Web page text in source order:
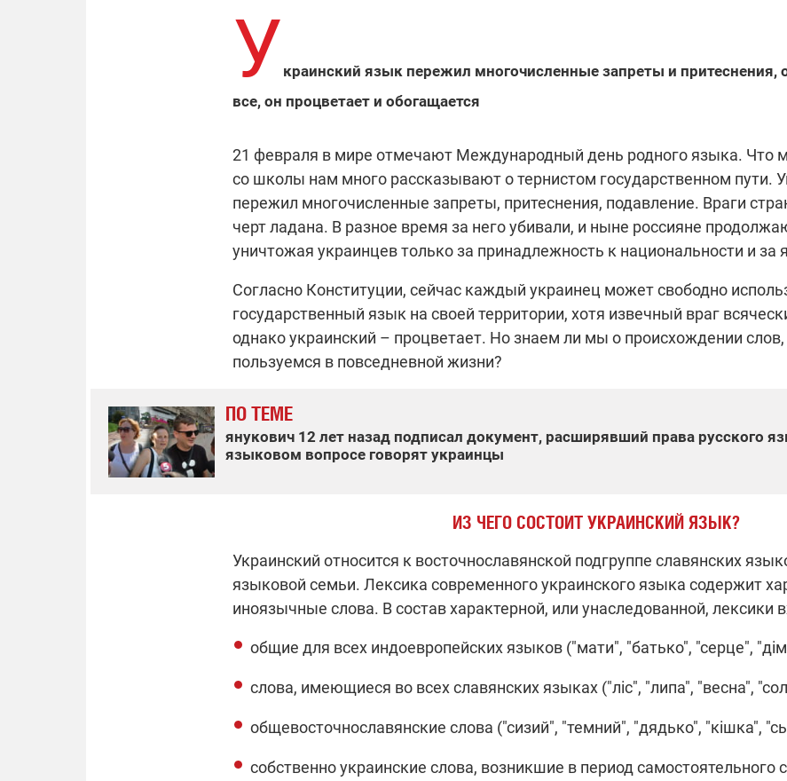
У краинский язык пережил многочисленные запреты и притеснения,
все, он процветает и обогащается
21 февраля в мире отмечают Международный день родного языка. Что
со школы нам много рассказывают о тернистом государственном пути.
пережил многочисленные запреты, притеснения, подавление. Враги
черт ладана. В разное время за него убивали, и ныне россияне
уничтожая украинцев только за принадлежность к национальности и за
Согласно Конституции, сейчас каждый украинец может свободно
государственный язык на своей территории, хотя извечный враг
однако украинский – процветает. Но знаем ли мы о происхождении
пользуемся в повседневной жизни?
ПО ТЕМЕ
янукович 12 лет назад подписал документ, расширявший права русского
языковом вопросе говорят украинцы
ИЗ ЧЕГО СОСТОИТ УКРАИНСКИЙ ЯЗЫК?
Украинский относится к восточнославянской подгруппе славянских
языковой семьи. Лексика современного украинского языка содержит
иноязычные слова. В состав характерной, или унаследованной, лексики
общие для всех индоевропейских языков ("мати", "батько", "серце",
слова, имеющиеся во всех славянских языках ("ліс", "липа", "весна",
общевосточнославянские слова ("сизий", "темний", "дядько", "кішка",
собственно украинские слова, возникшие в период самостоятельного